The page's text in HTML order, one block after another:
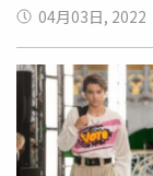
「SWEAT T短袖
點，打造結合舒
提供)顏色色選
質感顏色，其
色”最受到日本
還有推出「短袖
04月03日, 2022